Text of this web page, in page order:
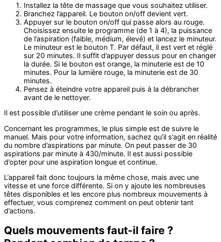
Installez la tête de massage que vous souhaitez utiliser.
Branchez l’appareil. Le bouton on/off devient vert.
Appuyer sur le bouton on/off qui passe alors au rouge.
Choisissez ensuite le programme (de 1 à 4), la puissance
de l’aspiration (faible, médium, élevé) et lancez le minuteur.
Le minuteur est le bouton T. Par défaut, il est vert et réglé
sur 20 minutes. Il suffit d’appuyer dessus pour en changer
la durée. Si le bouton est orange, la minuterie est de 10
minutes. Pour la lumière rouge, la minuterie est de 30
minutes.
Pensez à éteindre votre appareil puis à la débrancher
avant de le nettoyer.
Il est possible d’utiliser une crème pendant le soin ou après.
Concernant les programmes, le plus simple est de suivre le
manuel. Mais pour votre information, sachez qu’il s’agit en réalité
du nombre d’aspirations par minute. On peut passer de 30
aspirations par minute à 430/minute. Il est aussi possible
d’opter pour une aspiration longue et continue.
L’appareil fait donc toujours la même chose, mais avec une
vitesse et une force différente. Si on y ajoute les nombreuses
têtes disponibles et les encore plus nombreux mouvements à
effectuer, vous comprenez comment on peut obtenir tant
d’actions.
Quels mouvements faut-il faire ?